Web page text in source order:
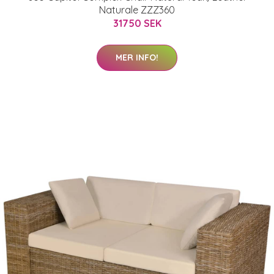
Naturale ZZZ360
31750 SEK
MER INFO!